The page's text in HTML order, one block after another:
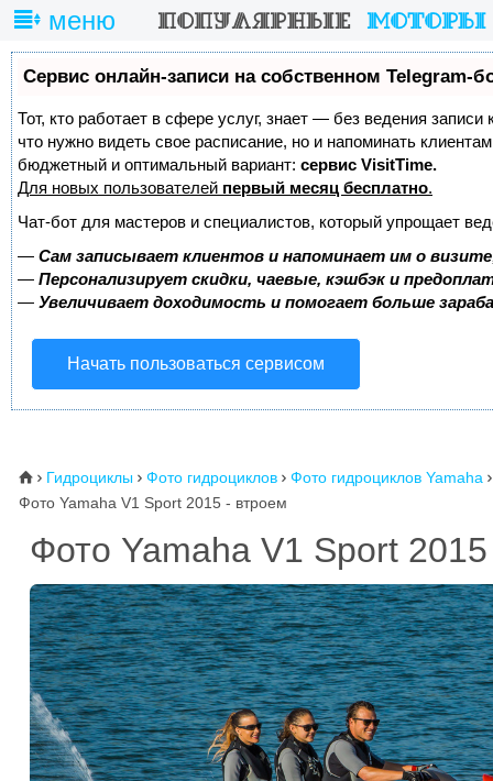
меню
Сервис онлайн-записи на собственном Telegram-
Тот, кто работает в сфере услуг, знает — без ведения записи
что нужно видеть свое расписание, но и напоминать
бюджетный и оптимальный вариант: сервис VisitTime.
Для новых пользователей первый месяц бесплатно.
Чат-бот для мастеров и специалистов, который упрощает
— Сам записывает клиентов и напоминает им о
— Персонализирует скидки, чаевые, кэшбэк и
— Увеличивает доходимость и помогает больше
Начать пользоваться сервисом
⌂  Гидроциклы  Фото гидроциклов  Фото гидроциклов Yamaha 
Фото Yamaha V1 Sport 2015 - втроем
Фото Yamaha V1 Sport